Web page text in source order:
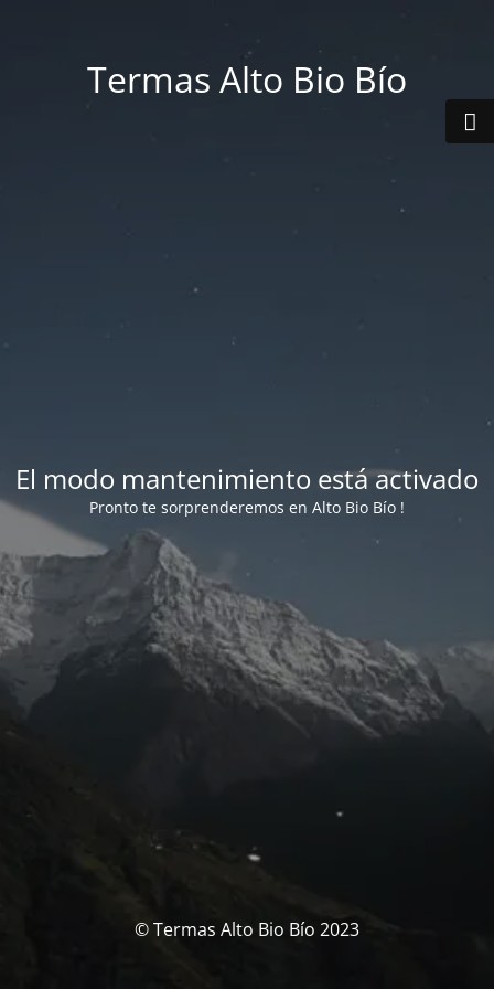
Termas Alto Bio Bío
El modo mantenimiento está activado
Pronto te sorprenderemos en Alto Bio Bío !
© Termas Alto Bio Bío 2023